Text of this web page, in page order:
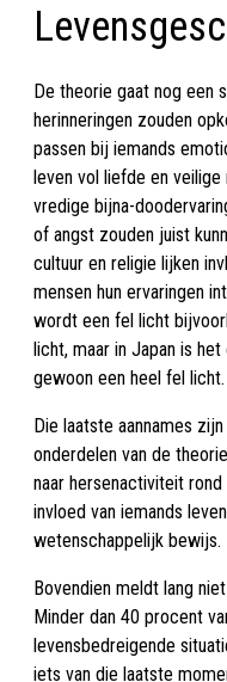
De theorie gaat nog een
herinneringen zouden
passen bij iemands
leven vol liefde en
vredige bijna-
of angst zouden juist
cultuur en religie lijken
mensen hun ervaringen
wordt een fel licht
licht, maar in Japan is
gewoon een heel fel licht.
Die laatste aannames
onderdelen van de
naar hersenactiviteit
invloed van iemands
wetenschappelijk bewijs.
Bovendien meldt lang
Minder dan 40 procent
levensbedreigende
iets van die laatste